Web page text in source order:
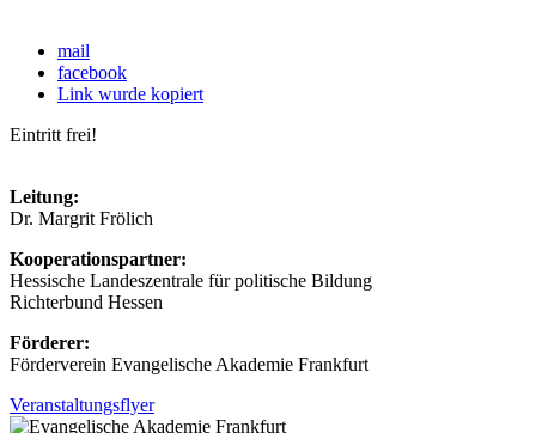
mail
facebook
Link wurde kopiert
Eintritt frei!
Leitung:
Dr. Margrit Frölich
Kooperationspartner:
Hessische Landeszentrale für politische Bildung
Richterbund Hessen
Förderer:
Förderverein Evangelische Akademie Frankfurt
Veranstaltungsflyer